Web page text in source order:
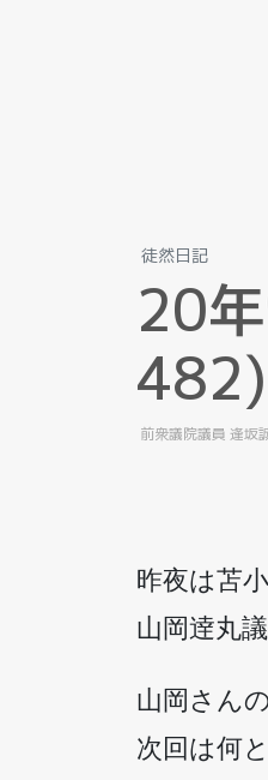
徒然日記
20年
482)
前衆議院議員 逢坂
昨夜は苫
山岡逹丸
山岡さん
次回は何